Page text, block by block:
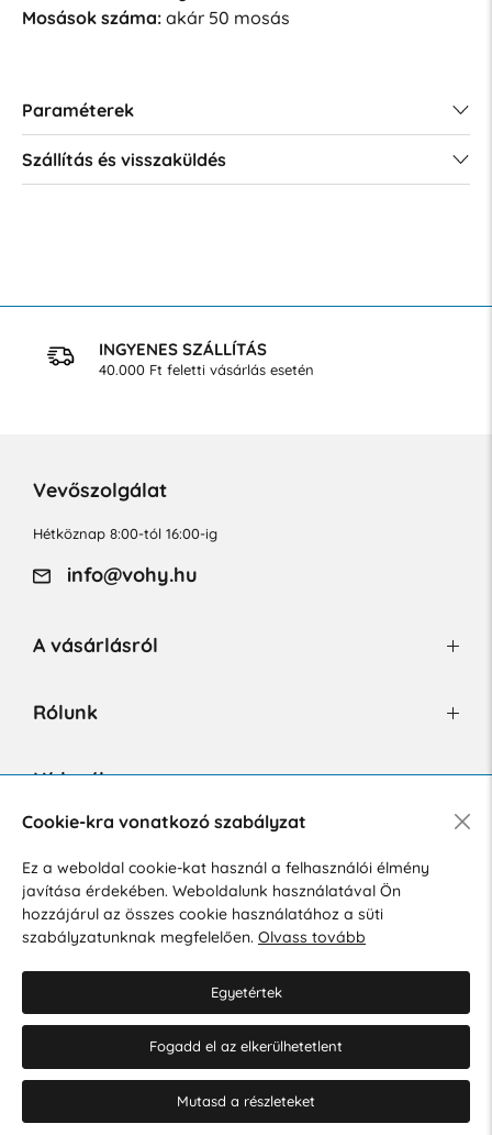
Mosások száma:akár 50 mosás
Paraméterek
Szállítás és visszaküldés
INGYENES SZÁLLÍTÁS
40.000 Ft feletti vásárlás esetén
Vevőszolgálat
Hétköznap 8:00-tól 16:00-ig
info@vohy.hu
A vásárlásról
Rólunk
Hírlevél
Hozzájárulok a személyes adatok marketing célú kezeléséhez.
Személyes adatok védelmére vonatkozó szabályzat.
Web design: MARLOW DESIGN
Cookie-kra vonatkozó szabályzat
Ez a weboldal cookie-kat használ a felhasználói élmény
javítása érdekében. Weboldalunk használatával Ön
hozzájárul az összes cookie használatához a süti
szabályzatunknak megfelelően. Olvass tovább
Egyetértek
Fogadd el az elkerülhetetlent
Mutasd a részleteket